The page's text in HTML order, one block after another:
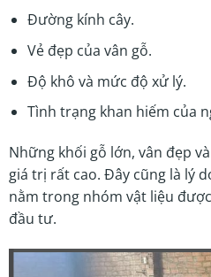
Đường kính cây.
Vẻ đẹp của vân gỗ.
Độ khô và mức độ xử lý.
Tình trạng khan hiếm của
Những khối gỗ lớn, vân đẹp
giá trị rất cao. Đây cũng là lý
nằm trong nhóm vật liệu
đầu tư.